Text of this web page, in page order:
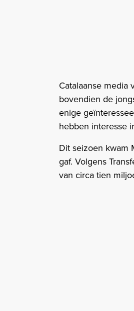
Catalaanse media
bovendien de
enige
hebben interesse
Dit seizoen kwam
gaf. Volgens
van circa tien